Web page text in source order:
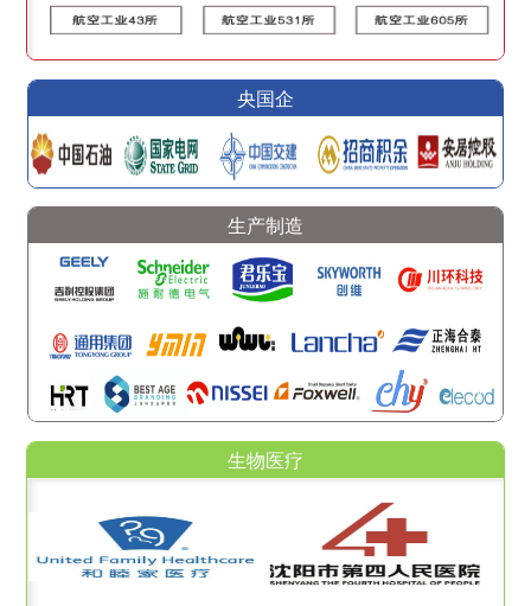
央国企
生产制造
生物医疗